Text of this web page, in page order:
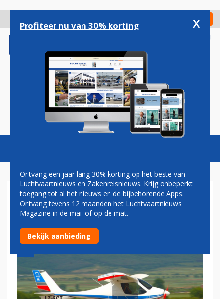
gaan
Check in
Magazine Podcasts Vacatures
GOLDENDOODLE-HOND LIET
VLIEGTUIG CRASHEN
Profiteer nu van 30% korting x
Ontvang een jaar lang 30% korting op het beste van
Luchtvaartnieuws en Zakenreisnieuws. Krijg onbeperkt
toegang tot al het nieuws en de bijbehorende Apps.
Ontvang tevens 12 maanden het Luchtvaartnieuws
Magazine in de mail of op de mat.
Bekijk aanbieding